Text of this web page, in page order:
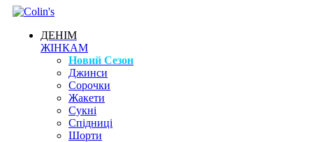
ДЕНІМ
ЖІНКАМ
Новий Сезон
Джинси
Сорочки
Жакети
Сукні
Спідниці
Шорти